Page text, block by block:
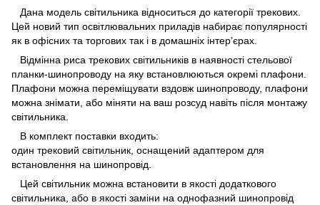
Дана модель світильника відноситься до категорії трекових.
Цей новий тип освітлювальних приладів набирає популярності
як в офісних та торгових так і в домашніх інтер’єрах.
Відмінна риса трекових світильників в наявності стельової
планки-шинопроводу на яку встановлюються окремі плафони.
Плафони можна переміщувати вздовж шинопроводу, плафони
можна знімати, або міняти на ваш розсуд навіть після монтажу
світильника.
В комплект поставки входить:
один трековий світильник, оснащений адаптером для
встановлення на шинопровід.
Цей світильник можна встановити в якості додаткового
світильника, або в якості заміни на однофазний шинопровід